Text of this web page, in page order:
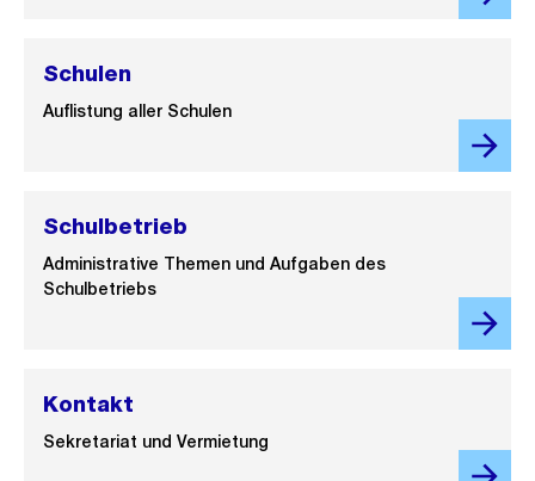
Schulen
Auflistung aller Schulen
Schulbetrieb
Administrative Themen und Aufgaben des
Schulbetriebs
Kontakt
Sekretariat und Vermietung